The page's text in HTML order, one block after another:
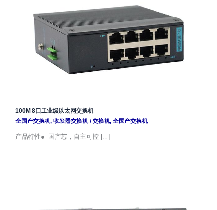
100M 8口工业级以太网交换机
全国产交换机, 收发器交换机/交换机, 全国产交换机
产品特性● 国产芯，自主可控 […]